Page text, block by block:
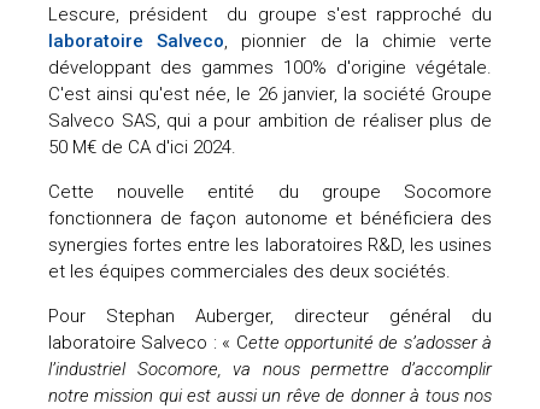
Lescure, président du groupe s'est rapproché du
laboratoire Salveco , pionnier de la chimie verte
développant des gammes 100% d'origine végétale.
C'est ainsi qu'est née, le 26 janvier, la société Groupe
Salveco SAS, qui a pour ambition de réaliser plus de
50 M€ de CA d'ici 2024.
Cette nouvelle entité du groupe Socomore
fonctionnera de façon autonome et bénéficiera des
synergies fortes entre les laboratoires R&D, les usines
et les équipes commerciales des deux sociétés.
Pour Stephan Auberger, directeur général du
laboratoire Salveco : « Cette opportunité de s’adosser à
l’industriel Socomore, va nous permettre d’accomplir
notre mission qui est aussi un rêve de donner à tous nos